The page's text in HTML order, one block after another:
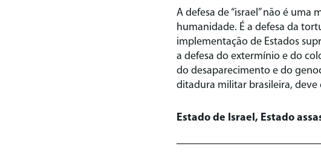
A defesa de “israel” não é
humanidade. É a defesa da
implementação de Estados
a defesa do extermínio e do
do desaparecimento e do
ditadura militar brasileira,
Estado de Israel, Estado